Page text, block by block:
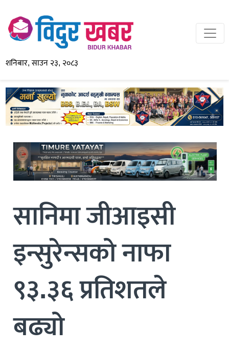
शनिबार, साउन २३, २०८३
सानिमा जीआइसी
इन्सुरेन्सको नाफा
९३.३६ प्रतिशतले
बढ्यो